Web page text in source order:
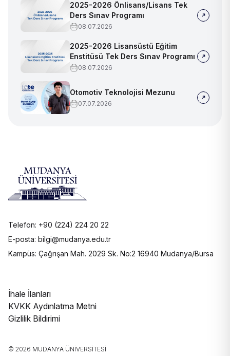
2025-2026 Önlisans/Lisans Tek
Ders Sınav Programı
08.07.2026
2025-2026 Lisansüstü Eğitim
Enstitüsü Tek Ders Sınav Programı
08.07.2026
Otomotiv Teknolojisi Mezunu
07.07.2026
Telefon: +90 (224) 224 20 22
E-posta: bilgi@mudanya.edu.tr
Kampüs: Çağrışan Mah. 2029 Sk. No:2 16940 Mudanya/Bursa
İhale İlanları
KVKK Aydınlatma Metni
Gizlilik Bildirimi
© 2026 MUDANYA ÜNIVERSITESI